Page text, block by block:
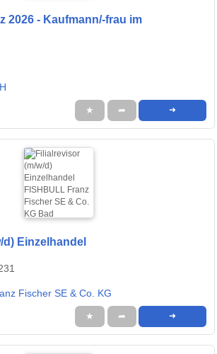
2026 - Kaufmann/-frau im
★ ➦ ➜
Einzelhandel
Fischer SE & Co. KG
★ ➦ ➜